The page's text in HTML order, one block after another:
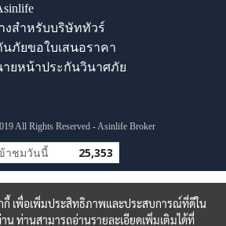
งสำหรับบริษัททัวร์
ภัยขอใบเสนอราคา
ยหน้าประกันวินาศภัย
All Rights Reserved - Asinlife Broker
าชมวันนี้ 25,353
กี้ เพื่อเพิ่มประสิทธิภาพและประสบการณ์ที่ดีใน
น ท่านสามารถอ่านรายละเอียดเพิ่มเติมได้ที่